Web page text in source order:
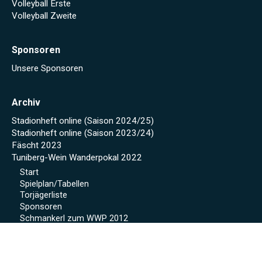
Volleyball Erste
Volleyball Zweite
Sponsoren
Unsere Sponsoren
Archiv
Stadionheft online (Saison 2024/25)
Stadionheft online (Saison 2023/24)
Fäscht 2023
Tuniberg-Wein Wanderpokal 2022
Start
Spielplan/Tabellen
Torjägerliste
Sponsoren
Schmankerl zum WWP 2012